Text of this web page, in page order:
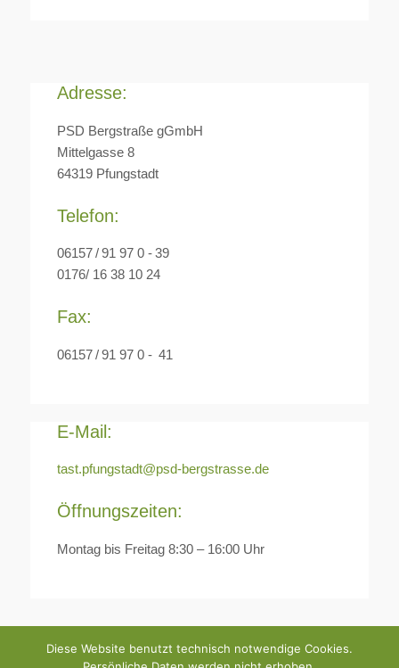
Adresse:
PSD Bergstraße gGmbH
Mittelgasse 8
64319 Pfungstadt
Telefon:
06157 / 91 97 0 - 39
0176/ 16 38 10 24
Fax:
06157 / 91 97 0 - 41
E-Mail:
tast.pfungstadt@psd-bergstrasse.de
Öffnungszeiten:
Montag bis Freitag 8:30 – 16:00 Uhr
Diese Website benutzt technisch notwendige Cookies.